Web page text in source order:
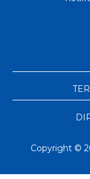
Copyright ©